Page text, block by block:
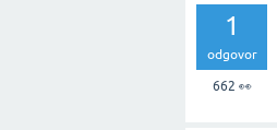
1
odgovor
662 👀